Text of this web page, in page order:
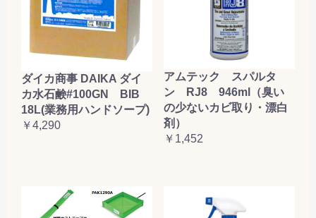
ダイカ商事 DAIKA ダイ
カ水石鹸#100GN BIB
18L(業務用ハンドソープ)
￥4,290
アムテック スパルタ
ン RJ8 946ml（臭い
の少ないカビ取り・漂白
剤）
￥1,452